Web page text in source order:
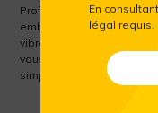
Profitez de la saveur
emballage pratique de
vibrations estivales de
vous. Parfait pour toutes
simplement et savourez !
En
légal requis.